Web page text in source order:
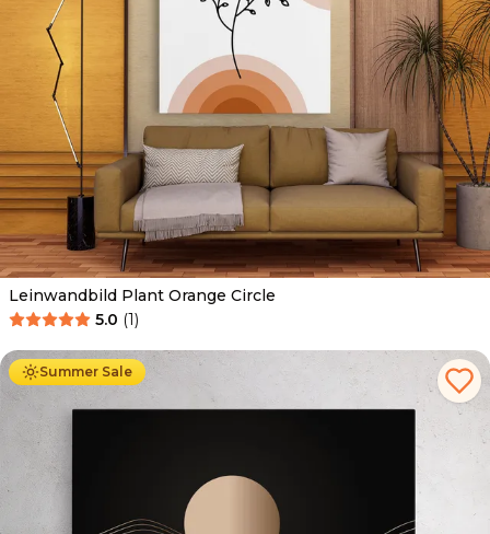
Leinwandbild Plant Orange Circle
5.0 (1)
Summer Sale
Ab 39.90 € 34.90